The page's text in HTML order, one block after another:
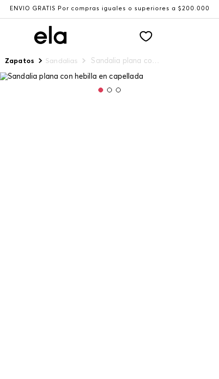
ENVÍO GRATIS Por compras iguales o superiores a $200.000
Zapatos Sandalias Sandalia plana con hebilla en capellada